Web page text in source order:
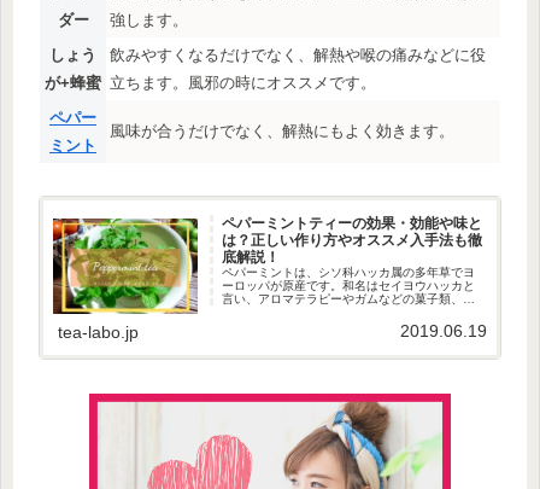
ダー
強します。
しょう
が+蜂蜜
飲みやすくなるだけでなく、解熱や喉の痛みなどに役
立ちます。風邪の時にオススメです。
ペパー
ミント
風味が合うだけでなく、解熱にもよく効きます。
ペパーミントティーの効果・効能や味と
は？正しい作り方やオススメ入手法も徹
底解説！
ペパーミントは、シソ科ハッカ属の多年草でヨ
ーロッパが原産です。和名はセイヨウハッカと
言い、アロマテラピーやガムなどの菓子類、歯
植物ですよね。ペパーミントティーにはメント
ールが含まれています。爽やかな...
tea-labo.jp 2019.06.19